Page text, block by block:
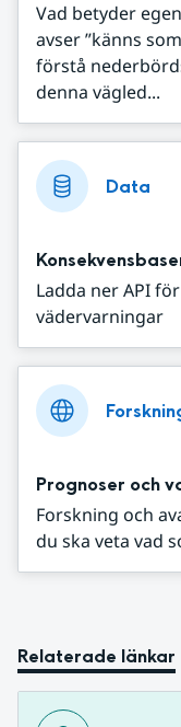
Vad betyder
avser ”känns
förstå
denna vägled...
Data
Ladda ner API
vädervarningar
Prognoser och
Forskning och
du ska veta vad
Relaterade länkar